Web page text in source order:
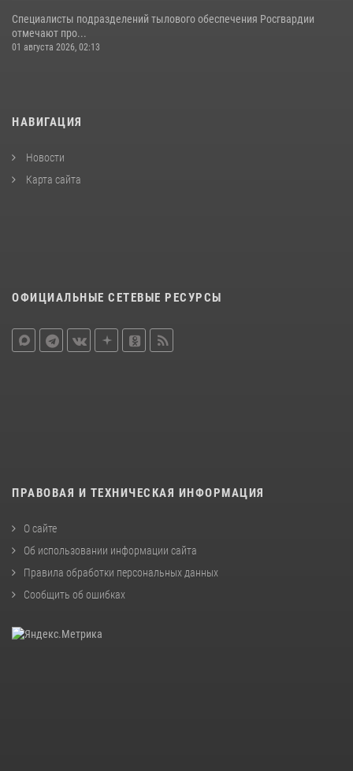
Специалисты подразделений тылового обеспечения Росгвардии
отмечают про...
01 августа 2026, 02:13
НАВИГАЦИЯ
Новости
Карта сайта
ОФИЦИАЛЬНЫЕ СЕТЕВЫЕ РЕСУРСЫ
ПРАВОВАЯ И ТЕХНИЧЕСКАЯ ИНФОРМАЦИЯ
О сайте
Об использовании информации сайта
Правила обработки персональных данных
Сообщить об ошибках